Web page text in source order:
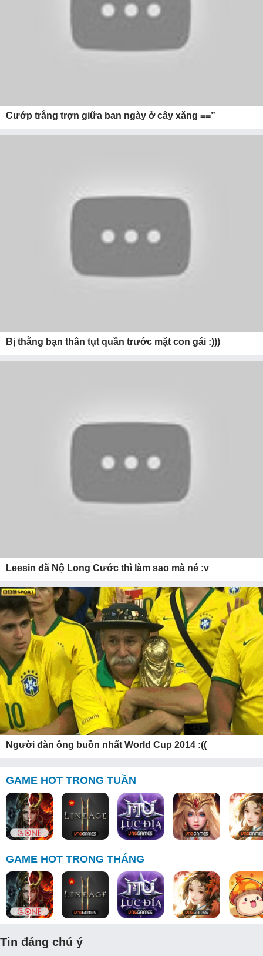
Cướp trắng trợn giữa ban ngày ở cây xăng ==”
Bị thằng bạn thân tụt quần trước mặt con gái :)))
Leesin đã Nộ Long Cước thì làm sao mà né :v
Người đàn ông buồn nhất World Cup 2014 :((
GAME HOT TRONG TUẦN
GAME HOT TRONG THÁNG
Tin đáng chú ý